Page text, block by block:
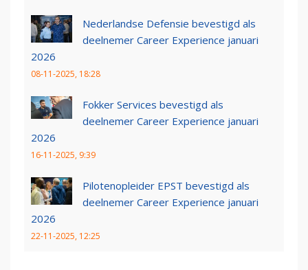
Nederlandse Defensie bevestigd als
deelnemer Career Experience januari
2026
08-11-2025, 18:28
Fokker Services bevestigd als
deelnemer Career Experience januari
2026
16-11-2025, 9:39
Pilotenopleider EPST bevestigd als
deelnemer Career Experience januari
2026
22-11-2025, 12:25